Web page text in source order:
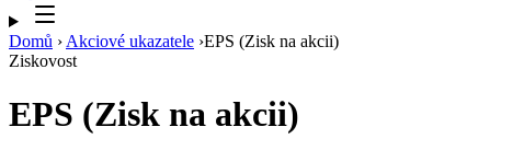
Domů › Akciové ukazatele ›EPS (Zisk na akcii)
Ziskovost
EPS (Zisk na akcii)